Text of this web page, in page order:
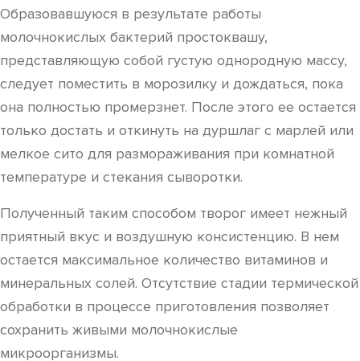
Образовавшуюся в результате работы
молочнокислых бактерий простоквашу,
представляющую собой густую однородную массу,
следует поместить в морозилку и дождаться, пока
она полностью промерзнет. После этого ее остается
только достать и откинуть на дуршлаг с марлей или
мелкое сито для размораживания при комнатной
температуре и стекания сыворотки.
Полученный таким способом творог имеет нежный
приятный вкус и воздушную консистенцию. В нем
остается максимальное количество витаминов и
минеральных солей. Отсутствие стадии термической
обработки в процессе приготовления позволяет
сохранить живыми молочнокислые
микроорганизмы.